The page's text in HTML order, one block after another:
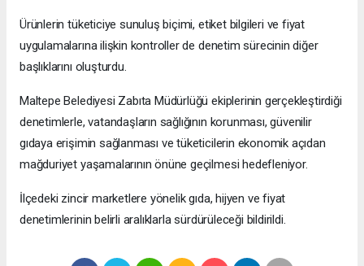
Ürünlerin tüketiciye sunuluş biçimi, etiket bilgileri ve fiyat
uygulamalarına ilişkin kontroller de denetim sürecinin diğer
başlıklarını oluşturdu.
Maltepe Belediyesi Zabıta Müdürlüğü ekiplerinin gerçekleştirdiği
denetimlerle, vatandaşların sağlığının korunması, güvenilir
gıdaya erişimin sağlanması ve tüketicilerin ekonomik açıdan
mağduriyet yaşamalarının önüne geçilmesi hedefleniyor.
İlçedeki zincir marketlere yönelik gıda, hijyen ve fiyat
denetimlerinin belirli aralıklarla sürdürüleceği bildirildi.